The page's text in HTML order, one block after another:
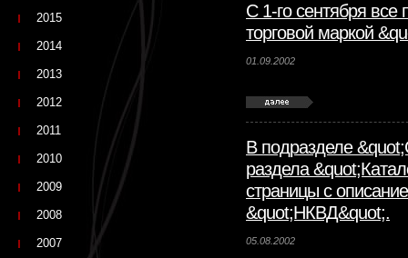
С 1-го сентября все
торговой маркой
01.09.2002
В подразделе
раздела
страницы с
&quot;НКВД&quot;.
05.08.2002
2015
2014
2013
2012
2011
2010
2009
2008
2007